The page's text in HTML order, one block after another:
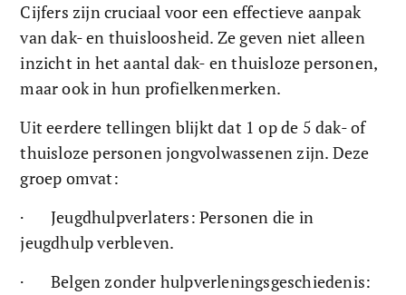
Cijfers zijn cruciaal voor een effectieve aanpak
van dak- en thuisloosheid. Ze geven niet alleen
inzicht in het aantal dak- en thuisloze personen,
maar ook in hun profielkenmerken.
Uit eerdere tellingen blijkt dat 1 op de 5 dak- of
thuisloze personen jongvolwassenen zijn. Deze
groep omvat:
·       Jeugdhulpverlaters: Personen die in
jeugdhulp verbleven.
·       Belgen zonder hulpverleningsgeschiedenis: